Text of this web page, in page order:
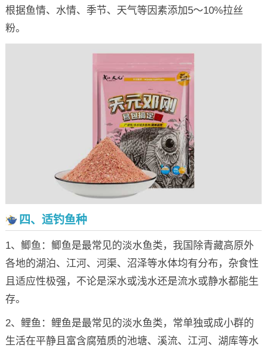
根据鱼情、水情、季节、天气等因素添加5～10%拉丝
粉。
四、适钓鱼种
1、鲫鱼：鲫鱼是最常见的淡水鱼类，我国除青藏高原外
各地的湖泊、江河、河渠、沼泽等水体均有分布，杂食性
且适应性极强，不论是深水或浅水还是流水或静水都能生
存。
2、鲤鱼：鲤鱼是最常见的淡水鱼类，常单独或成小群的
生活在平静且富含腐殖质的池塘、溪流、江河、湖库等水